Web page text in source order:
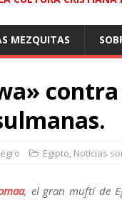
MEZQUITAS
Egipto, Noticias
, el gran muftí de